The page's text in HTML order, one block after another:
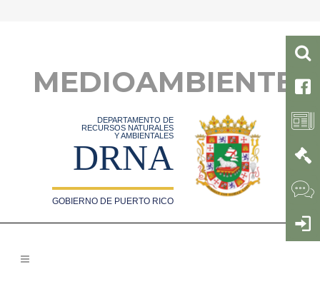
MEDIOAMBIENTE
DEPARTAMENTO DE
RECURSOS NATURALES
Y AMBIENTALES
DRNA
GOBIERNO DE PUERTO RICO